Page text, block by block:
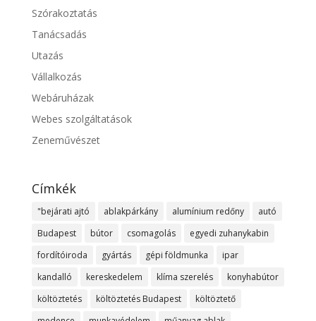
Szórakoztatás
Tanácsadás
Utazás
Vállalkozás
Webáruházak
Webes szolgáltatások
Zeneművészet
Címkék
"bejárati ajtó ablakpárkány alumínium redőny
autó
Budapest
bútor csomagolás
egyedi zuhanykabin
fordítóiroda
gyártás gépi földmunka
ipar
kandalló
kereskedelem klíma szerelés
konyhabútor
költöztetés
költöztetés Budapest
költöztető